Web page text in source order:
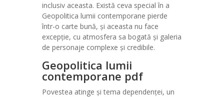
inclusiv aceasta. Există ceva special în a
Geopolitica lumii contemporane pierde
într-o carte bună, și aceasta nu face
excepție, cu atmosfera sa bogată și galeria
de personaje complexe și credibile.
Geopolitica lumii
contemporane pdf
Povestea atinge și tema dependenței, un